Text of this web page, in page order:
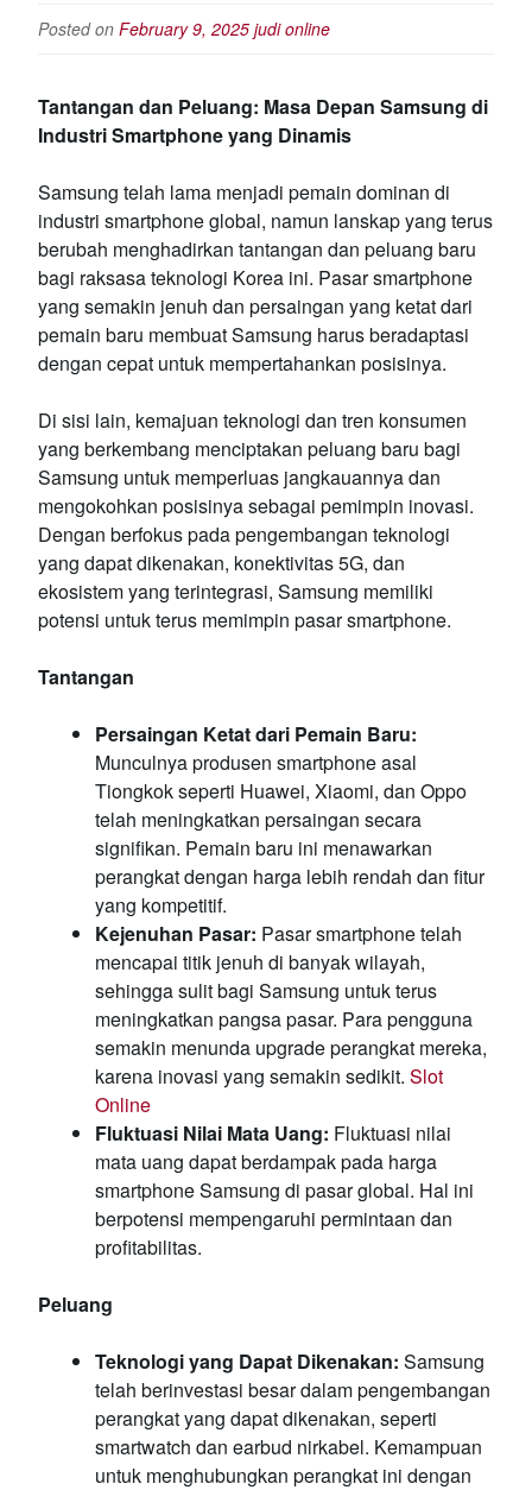
Posted on February 9, 2025 judi online
Tantangan dan Peluang: Masa Depan Samsung di
Industri Smartphone yang Dinamis
Samsung telah lama menjadi pemain dominan di
industri smartphone global, namun lanskap yang terus
berubah menghadirkan tantangan dan peluang baru
bagi raksasa teknologi Korea ini. Pasar smartphone
yang semakin jenuh dan persaingan yang ketat dari
pemain baru membuat Samsung harus beradaptasi
dengan cepat untuk mempertahankan posisinya.
Di sisi lain, kemajuan teknologi dan tren konsumen
yang berkembang menciptakan peluang baru bagi
Samsung untuk memperluas jangkauannya dan
mengokohkan posisinya sebagai pemimpin inovasi.
Dengan berfokus pada pengembangan teknologi
yang dapat dikenakan, konektivitas 5G, dan
ekosistem yang terintegrasi, Samsung memiliki
potensi untuk terus memimpin pasar smartphone.
Tantangan
Persaingan Ketat dari Pemain Baru:
Munculnya produsen smartphone asal
Tiongkok seperti Huawei, Xiaomi, dan Oppo
telah meningkatkan persaingan secara
signifikan. Pemain baru ini menawarkan
perangkat dengan harga lebih rendah dan fitur
yang kompetitif.
Kejenuhan Pasar: Pasar smartphone telah
mencapai titik jenuh di banyak wilayah,
sehingga sulit bagi Samsung untuk terus
meningkatkan pangsa pasar. Para pengguna
semakin menunda upgrade perangkat mereka,
karena inovasi yang semakin sedikit. Slot
Online
Fluktuasi Nilai Mata Uang: Fluktuasi nilai
mata uang dapat berdampak pada harga
smartphone Samsung di pasar global. Hal ini
berpotensi mempengaruhi permintaan dan
profitabilitas.
Peluang
Teknologi yang Dapat Dikenakan: Samsung
telah berinvestasi besar dalam pengembangan
perangkat yang dapat dikenakan, seperti
smartwatch dan earbud nirkabel. Kemampuan
untuk menghubungkan perangkat ini dengan